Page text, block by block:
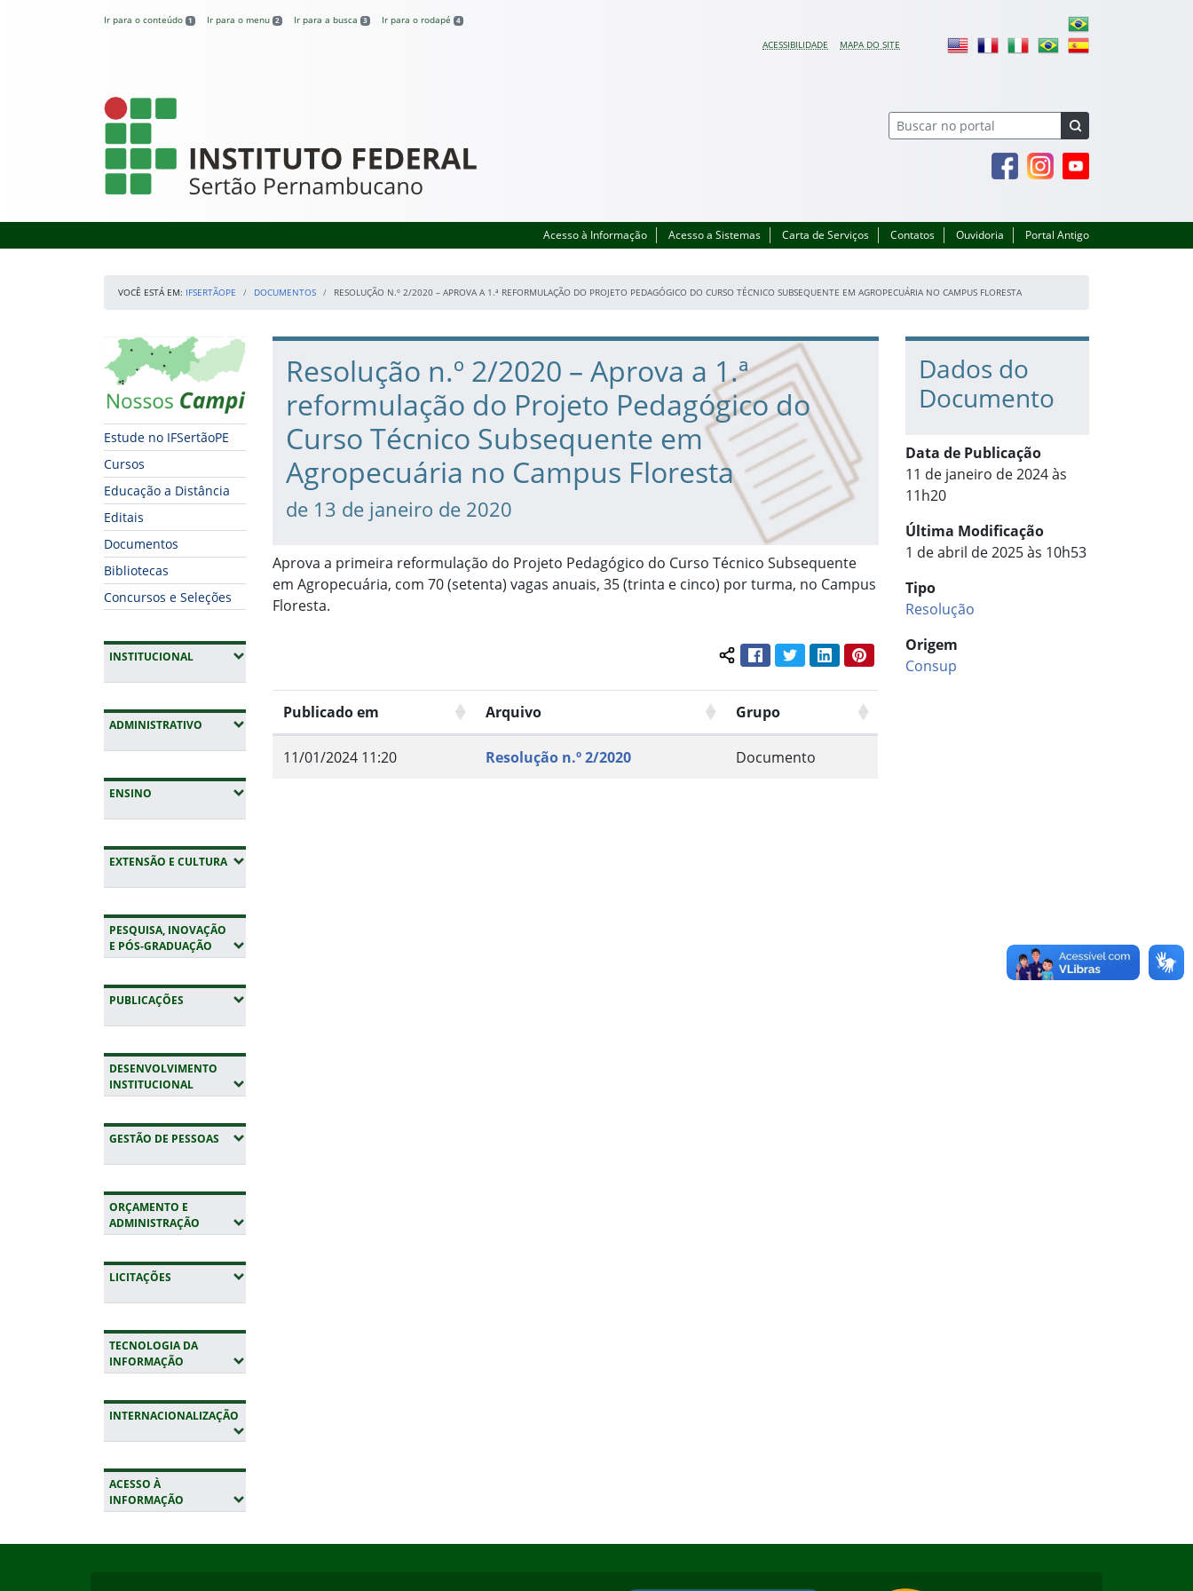
Ir para o conteúdo 1 Ir para o menu 2 Ir para a busca 3 Ir para o rodapé 4
ACESSIBILIDADE MAPA DO SITE
IFSertãoPE
FacebookInstagramYoutube
Acesso à Informação Acesso a Sistemas Carta de Serviços Contatos Ouvidoria Portal Antigo
VOCÊ ESTÁ EM: IFSERTÃOPE DOCUMENTOS RESOLUÇÃO N.º 2/2020 – APROVA A 1.ª REFORMULAÇÃO DO PROJETO PEDAGÓGICO DO CURSO TÉCNICO SUBSEQUENTE EM AGROPECUÁRIA NO CAMPUS FLORESTA
Início da navegação
Mapa Campi
Estude no IFSertãoPE
Cursos
Educação a Distância
Editais
Documentos
Bibliotecas
Concursos e Seleções
INSTITUCIONAL(EXPANDIR SUBMENUS)
ADMINISTRATIVO (EXPANDIR SUBMENUS)
ENSINO (EXPANDIR SUBMENUS)
EXTENSÃO E CULTURA(EXPANDIR SUBMENUS)
PESQUISA, INOVAÇÃO
E PÓS-GRADUAÇÃO (EXPANDIR SUBMENUS)
PUBLICAÇÕES (EXPANDIR SUBMENUS)
DESENVOLVIMENTO
INSTITUCIONAL(EXPANDIR SUBMENUS)
GESTÃO DE PESSOAS (EXPANDIR SUBMENUS)
ORÇAMENTO E
ADMINISTRAÇÃO (EXPANDIR SUBMENUS)
LICITAÇÕES (EXPANDIR SUBMENUS)
TECNOLOGIA DA
INFORMAÇÃO (EXPANDIR SUBMENUS)
INTERNACIONALIZAÇÃO
ACESSO À
INFORMAÇÃO (EXPANDIR SUBMENUS)
Início do conteúdo
Resolução n.º 2/2020 – Aprova a 1.ª
reformulação do Projeto Pedagógico do
Curso Técnico Subsequente em
Agropecuária no Campus Floresta
de 13 de janeiro de 2020
Aprova a primeira reformulação do Projeto Pedagógico do Curso Técnico Subsequente
em Agropecuária, com 70 (setenta) vagas anuais, 35 (trinta e cinco) por turma, no Campus
Floresta.
Compartilhar conteúdo:
FacebookTwitterLinkedInPinterest
Publicado em Arquivo Grupo
11/01/2024 11:20 Resolução n.º 2/2020 Documento
Dados do
Documento
Data de Publicação
11 de janeiro de 2024 às
11h20
Última Modificação
1 de abril de 2025 às 10h53
Tipo
Resolução
Origem
Consup